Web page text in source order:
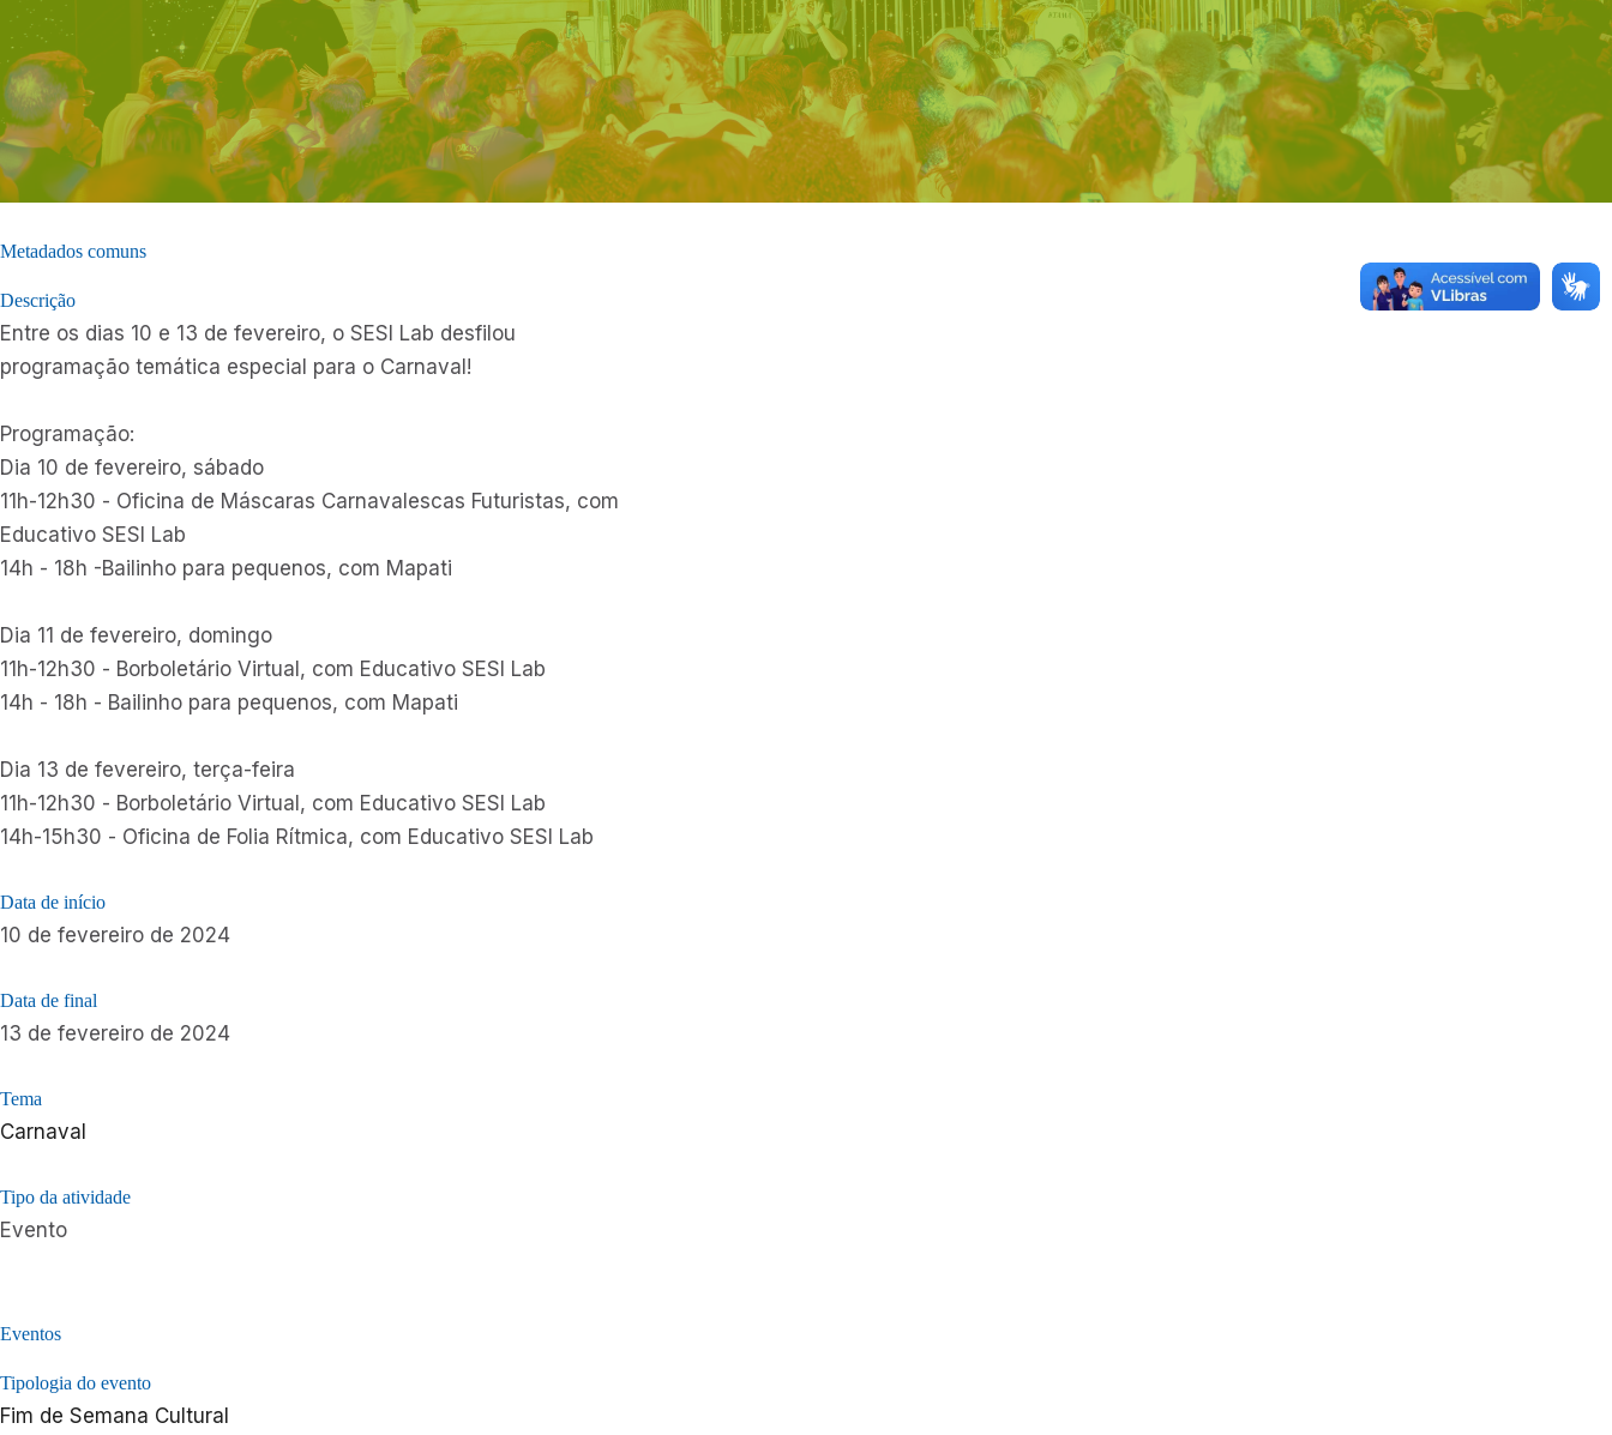
Metadados comuns
Descrição
Entre os dias 10 e 13 de fevereiro, o SESI Lab desfilou
programação temática especial para o Carnaval!
Programação:
Dia 10 de fevereiro, sábado
11h-12h30 - Oficina de Máscaras Carnavalescas Futuristas, com
Educativo SESI Lab
14h - 18h -Bailinho para pequenos, com Mapati
Dia 11 de fevereiro, domingo
11h-12h30 - Borboletário Virtual, com Educativo SESI Lab
14h - 18h - Bailinho para pequenos, com Mapati
Dia 13 de fevereiro, terça-feira
11h-12h30 - Borboletário Virtual, com Educativo SESI Lab
14h-15h30 - Oficina de Folia Rítmica, com Educativo SESI Lab
Data de início
10 de fevereiro de 2024
Data de final
13 de fevereiro de 2024
Tema
Carnaval
Tipo da atividade
Evento
Eventos
Tipologia do evento
Fim de Semana Cultural